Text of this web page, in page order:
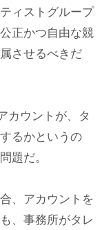
ィストグループ
正かつ自由な競
させるべきだ
カウントが、タ
るかというの
題だ。
、アカウントを
、事務所がタレ